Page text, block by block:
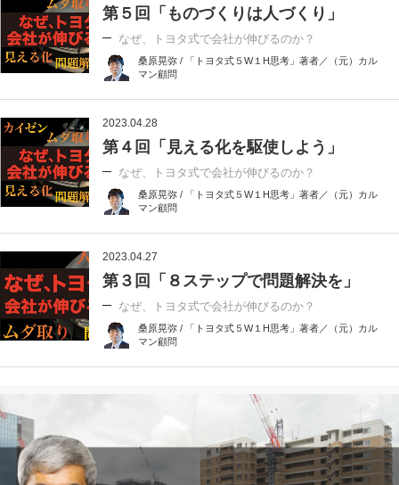
第５回「ものづくりは人づくり」
なぜ、トヨタ式で会社が伸びるのか？
桑原晃弥 / 「トヨタ式５W１H思考」著者／（元）カル
マン顧問
2023.04.28
第４回「見える化を駆使しよう」
なぜ、トヨタ式で会社が伸びるのか？
桑原晃弥 / 「トヨタ式５W１H思考」著者／（元）カル
マン顧問
2023.04.27
第３回「８ステップで問題解決を」
なぜ、トヨタ式で会社が伸びるのか？
桑原晃弥 / 「トヨタ式５W１H思考」著者／（元）カル
マン顧問